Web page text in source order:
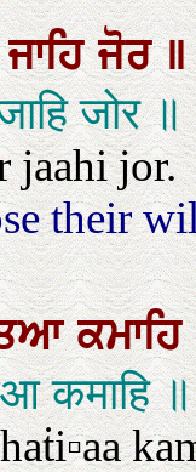
ਜਾਹਿਜੋਰ॥
जोर ॥
jaahi jor.
their
ਕਮਾਹਿ
कमाहि ॥